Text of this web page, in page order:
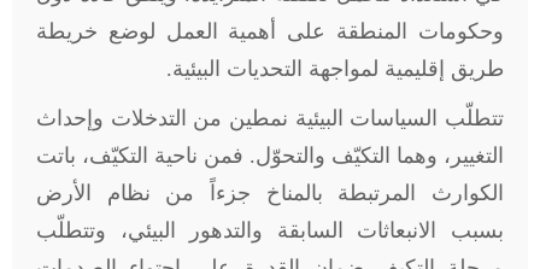
وحكومات المنطقة على أهمية العمل لوضع خريطة
طريق إقليمية لمواجهة التحديات البيئية.
تتطلّب السياسات البيئية نمطين من التدخلات وإحداث
التغيير، وهما التكيّف والتحوّل. فمن ناحية التكيّف، باتت
الكوارث المرتبطة بالمناخ جزءاً من نظام الأرض
بسبب الانبعاثات السابقة والتدهور البيئي، وتتطلّب